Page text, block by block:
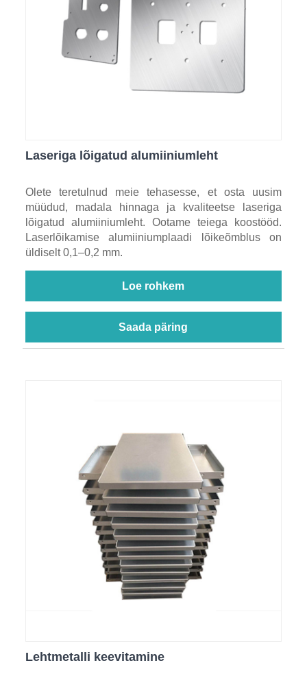
Laseriga lõigatud alumiiniumleht
Olete teretulnud meie tehasesse, et osta uusim
müüdud, madala hinnaga ja kvaliteetse laseriga
lõigatud alumiiniumleht. Ootame teiega koostööd.
Laserlõikamise alumiiniumplaadi lõikeõmblus on
üldiselt 0,1–0,2 mm.
Loe rohkem
Saada päring
Lehtmetalli keevitamine